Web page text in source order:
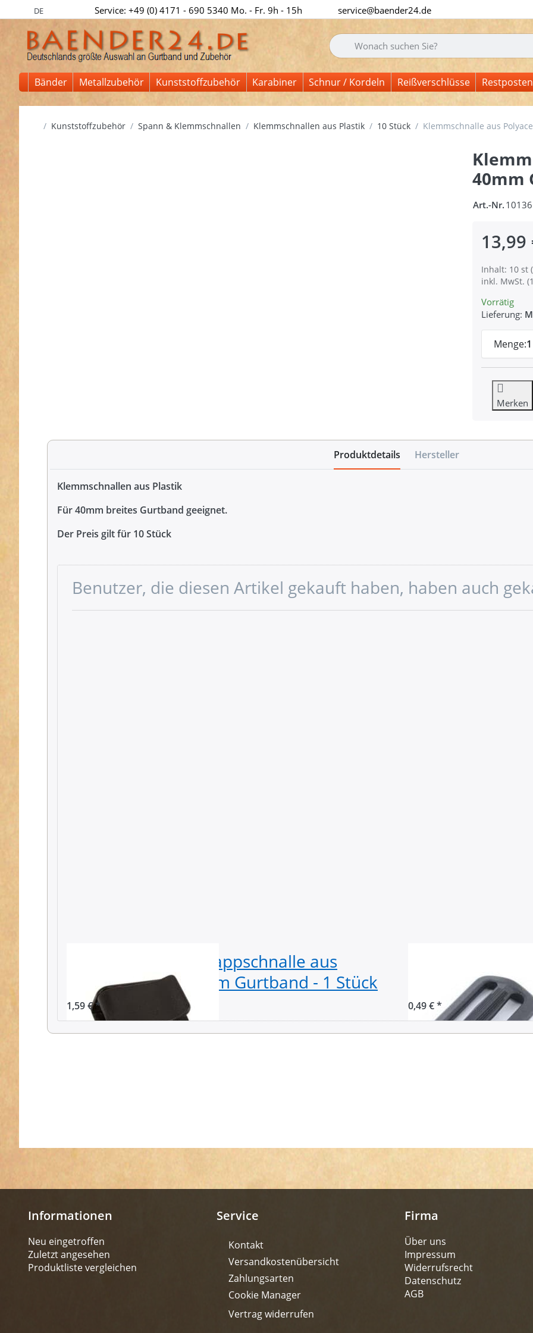
DE Service: +49 (0) 4171 - 690 5340 Mo. - Fr. 9h - 15h service@baender24.de
Geben Sie einen Suchbegriff ein. Während Sie
Bänder Metallzubehör Kunststoffzubehör Karabiner Schnur / Kordeln Reißverschlüsse Restposten
Startseite
Kunststoffzubehör Spann & Klemmschnallen Klemmschnallen aus Plastik 10 Stück Klemmschnalle aus
40mm
Art.-Nr.
13,99
Inhalt: 10 st
inkl. MwSt.
Vorrätig
Lieferung:
Menge:1
Merken
Produktdetails Hersteller
Klemmschnallen aus Plastik
Für 40mm breites Gurtband geeignet.
Der Preis gilt für 10 Stück
Benutzer, die diesen Artikel gekauft haben, haben auch
Klemmschnalle / Klappschnalle aus
Polyacetal, für 40mm Gurtband - 1 Stück
1,59 € * 0,49 € *
Informationen
Neu eingetroffen
Zuletzt angesehen
Produktliste vergleichen
Service
Kontakt
Versandkostenübersicht
Zahlungsarten
Cookie Manager
Vertrag widerrufen
Firma
Über uns
Impressum
Widerrufsrecht
Datenschutz
AGB